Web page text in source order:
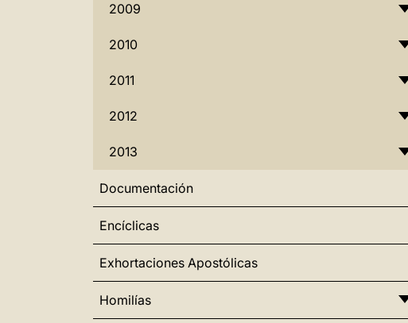
2009
2010
2011
2012
2013
Documentación
Encíclicas
Exhortaciones Apostólicas
Homilías